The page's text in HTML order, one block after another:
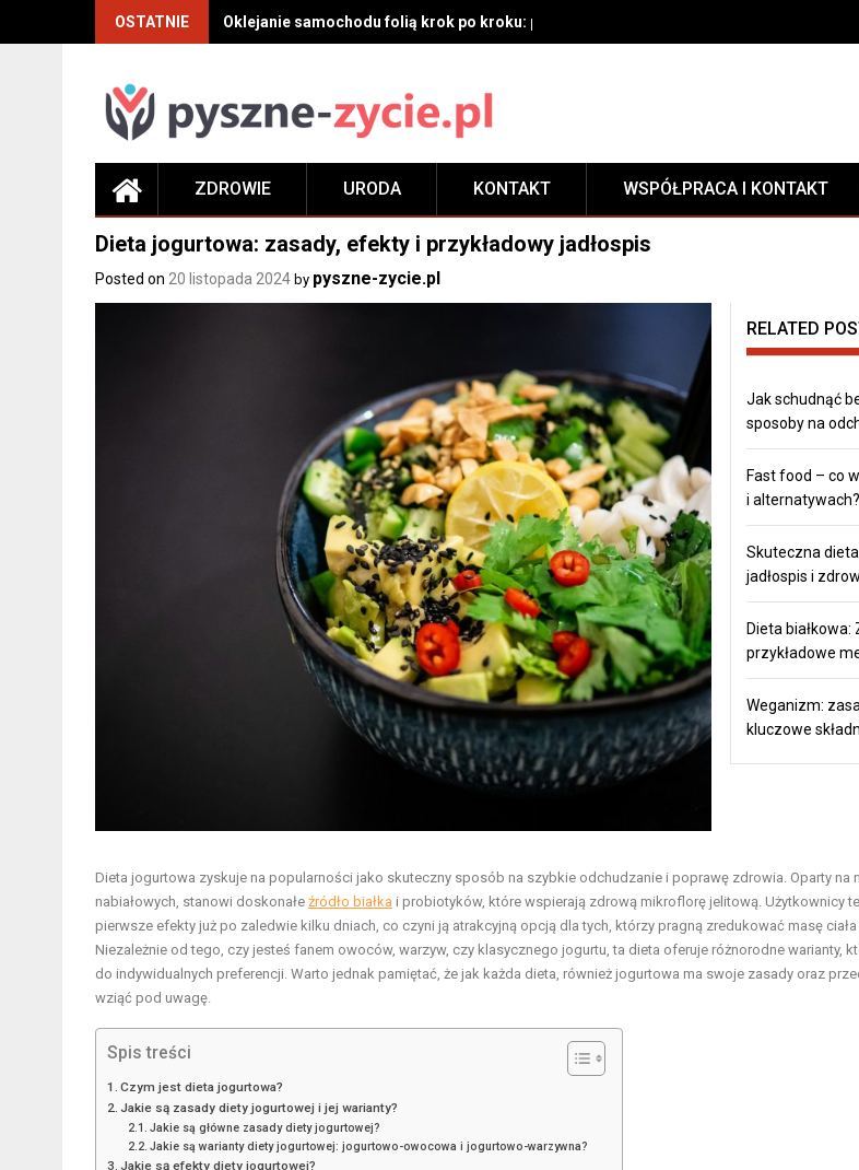
OSTATNIE Oklejanie samochodu folią krok po kroku: przygotowanie, techniki aplikacji i
ZDROWIE URODA KONTAKT WSPÓŁPRACA I KONTAKT
Dieta jogurtowa: zasady, efekty i przykładowy jadłospis
Posted on 20 listopada 2024 by pyszne-zycie.pl
RELATED
Jak schudnąć
sposoby na
Fast food – co
i alternatywach?
Skuteczna
jadłospis i
Dieta białkowa:
przykładowe
Weganizm:
kluczowe
Dieta jogurtowa zyskuje na popularności jako skuteczny sposób na szybkie odchudzanie i poprawę zdrowia. Oparty na
nabiałowych, stanowi doskonałe źródło białka i probiotyków, które wspierają zdrową mikroflorę jelitową. Użytkownicy
pierwsze efekty już po zaledwie kilku dniach, co czyni ją atrakcyjną opcją dla tych, którzy pragną zredukować masę
Niezależnie od tego, czy jesteś fanem owoców, warzyw, czy klasycznego jogurtu, ta dieta oferuje różnorodne warianty,
do indywidualnych preferencji. Warto jednak pamiętać, że jak każda dieta, również jogurtowa ma swoje zasady oraz
wziąć pod uwagę.
Spis treści
Czym jest dieta jogurtowa?
Jakie są zasady diety jogurtowej i jej warianty?
Jakie są główne zasady diety jogurtowej?
Jakie są warianty diety jogurtowej: jogurtowo-owocowa i jogurtowo-warzywna?
Jakie są efekty diety jogurtowej?